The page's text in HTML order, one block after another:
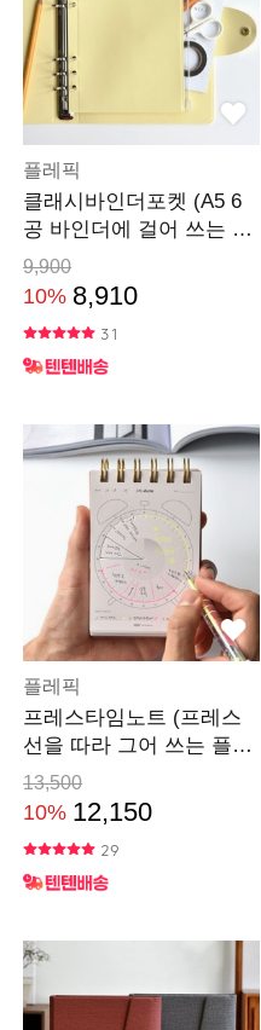
플레픽
클래시바인더포켓 (A5 6
공 바인더에 걸어 쓰는 포
켓)
9,900
10% 8,910
31
플레픽
프레스타임노트 (프레스
선을 따라 그어 쓰는 플래
너)
13,500
10% 12,150
29